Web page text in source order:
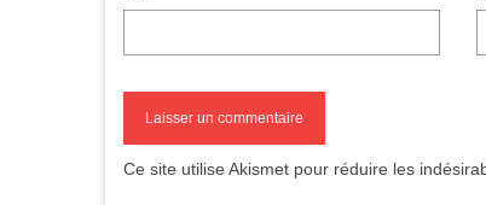
Ce site utilise Akismet pour réduire les